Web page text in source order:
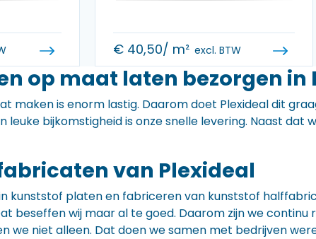
€ 40,50/ m² excl. BTW
op maat laten bezorgen in
maken is enorm lastig. Daarom doet Plexideal dit
leuke bijkomstigheid is onze snelle levering. Naast
van Plexideal
kunststof platen en fabriceren van kunststof
beseffen wij maar al te goed. Daarom zijn we
we niet alleen. Dat doen we samen met bedrijven